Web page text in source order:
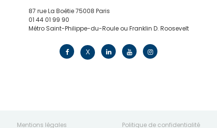
87 rue La Boétie 75008 Paris
01 44 01 99 90
Métro Saint-Philippe-du-Roule ou Franklin D. Roosevelt
X
Mentions légales Politique de confidentialité